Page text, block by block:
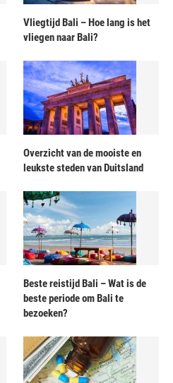
Vliegtijd Bali – Hoe lang is het
vliegen naar Bali?
Overzicht van de mooiste en
leukste steden van Duitsland
Beste reistijd Bali – Wat is de
beste periode om Bali te
bezoeken?